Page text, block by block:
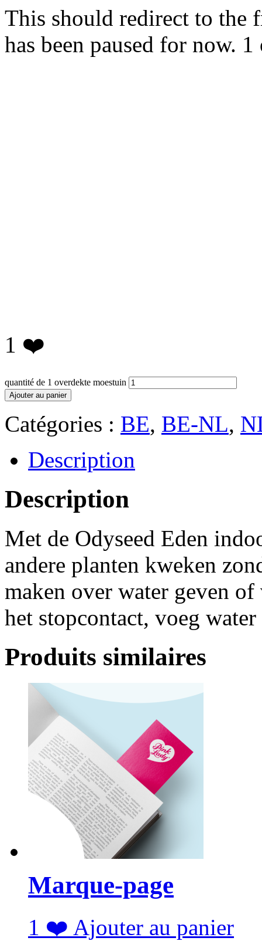
This should redirect to the
has been paused for now.
1 ❤️
quantité de 1 overdekte moestuin
Ajouter au panier
Catégories : BE, BE-NL,
Description
Description
Met de Odyseed Eden
andere planten kweken
maken over water geven
het stopcontact, voeg
Produits similaires
Marque-page
1 ❤️ Ajouter au panier